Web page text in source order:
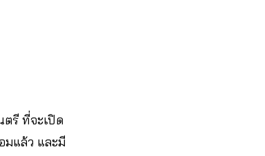
รี ที่จะเปิด
มแล้ว และมี